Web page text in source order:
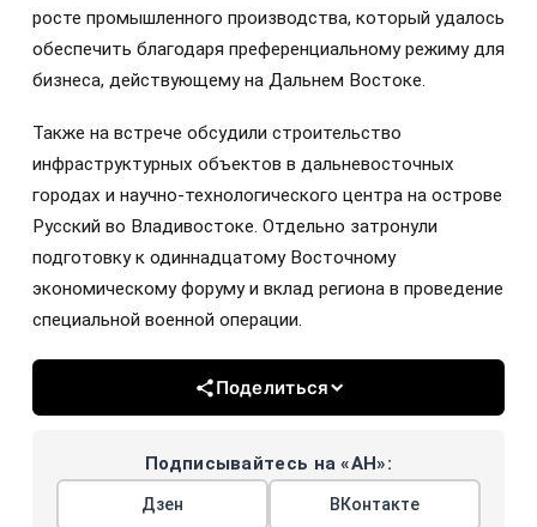
росте промышленного производства, который удалось
обеспечить благодаря преференциальному режиму для
бизнеса, действующему на Дальнем Востоке.
Также на встрече обсудили строительство
инфраструктурных объектов в дальневосточных
городах и научно-технологического центра на острове
Русский во Владивостоке. Отдельно затронули
подготовку к одиннадцатому Восточному
экономическому форуму и вклад региона в проведение
специальной военной операции.
Поделиться
Подписывайтесь на «АН»:
Дзен ВКонтакте